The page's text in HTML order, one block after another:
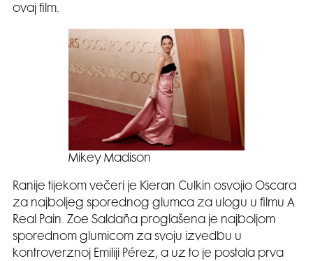
ovaj film.
Mikey Madison
Ranije tijekom večeri je Kieran Culkin osvojio Oscara
za najboljeg sporednog glumca za ulogu u filmu A
Real Pain. Zoe Saldaña proglašena je najboljom
sporednom glumicom za svoju izvedbu u
kontroverznoj Emiliji Pérez, a uz to je postala prva